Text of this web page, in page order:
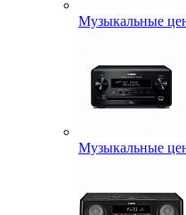
Музыкальные
Музыкальные